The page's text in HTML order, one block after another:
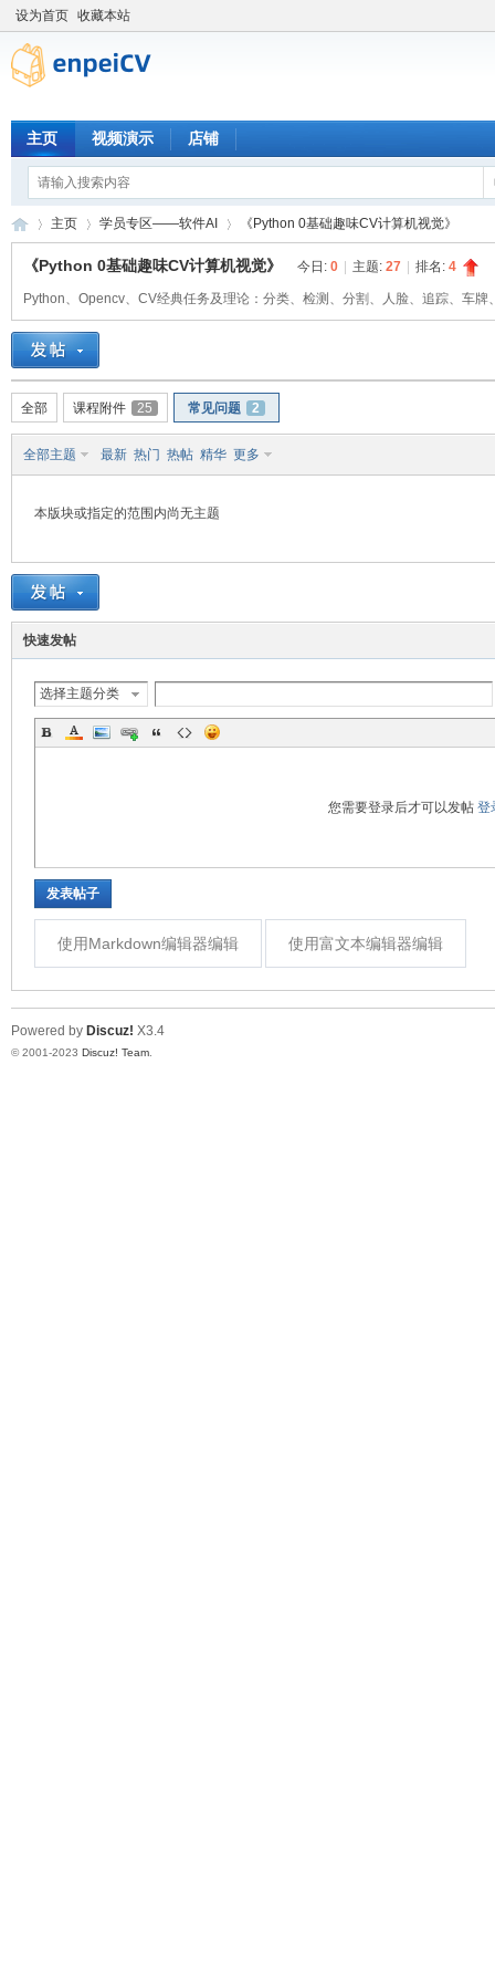
设为首页 收藏本站
主页 视频演示 店铺
恩 »
主页
›
学员专区——软件AI
›
《Python 0基础趣味CV计算机视觉》
《Python 0基础趣味CV计算机视觉》 今日: 0 主题: 27 排名: 4
Python、Opencv、CV经典任务及理论：分类、检测、分割、人脸、追踪、车
全部 课程附件 25 常见问题 2
全部主题 最新 热门 热帖 精华 更多
本版块或指定的范围内尚无主题
快速发帖
选择主题分类
您需要登录后才可以发帖 登
发表帖子
使用Markdown编辑器编辑 使用富文本编辑器编辑
Powered by Discuz! X3.4
© 2001-2023 Discuz! Team